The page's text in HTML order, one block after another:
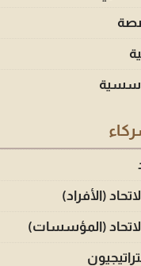
(الأفراد)
(المؤسسات)